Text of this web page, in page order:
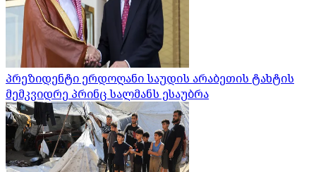
პრეზიდენტი ერდოღანი საუდის არაბეთის ტახტის
მემკვიდრე პრინც სალმანს ესაუბრა